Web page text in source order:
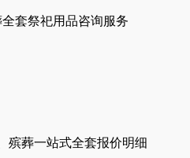
套祭祀用品咨询服务
殡葬一站式全套报价明细